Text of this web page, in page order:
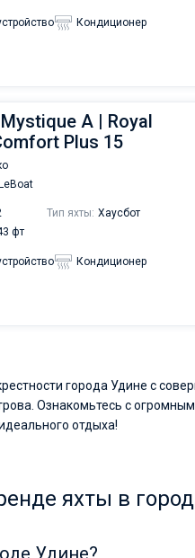
Кондиционер
A | Royal
Plus 15
LeBoat
Тип яхты: Хаусбот
фт
Кондиционер
города Удине с
Ознакомьтесь с
отдыха!
яхты в
Удине?